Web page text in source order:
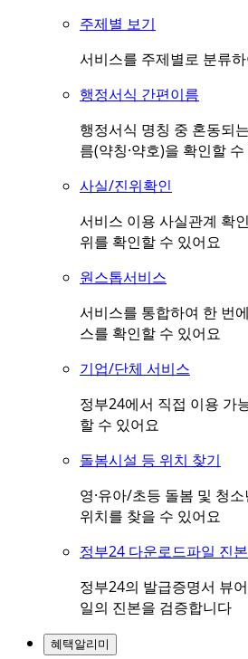
주제별 보기
서비스를 주제별로 분류
행정서식 간편이름
행정서식 명칭 중 혼동되
름(약칭·약호)을 확인할
사실/진위확인
서비스 이용 사실관계 확
위를 확인할 수 있어요
원스톱서비스
서비스를 통합하여 한 번
스를 확인할 수 있어요
기업/단체 서비스
정부24에서 직접 이용 가
할 수 있어요
돌봄시설 등 위치 찾기
영·유아/초등 돌봄 및 청
위치를 찾을 수 있어요
정부24 다운로드파일 진
정부24의 발급증명서 뷰
일의 진본을 검증합니다
혜택알리미